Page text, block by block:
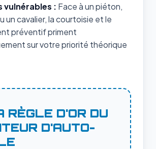
vulnérables : Face à un piéton,
un cavalier, la courtoisie et le
préventif priment
sur votre priorité théorique
RÈGLE D'OR DU
D'AUTO-